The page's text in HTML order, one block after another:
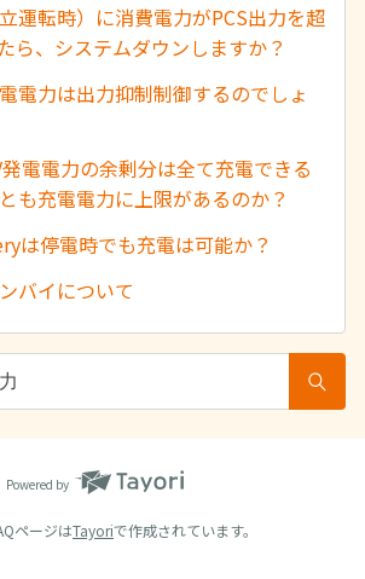
運転時）に消費電力がPCS出力を超
ら、システムダウンしますか？
電力は出力抑制制御するのでしょ
電電力の余剰分は全て充電できる
も充電電力に上限があるのか？
は停電時でも充電は可能か？
バイについて
Powered by
ページはTayoriで作成されています。